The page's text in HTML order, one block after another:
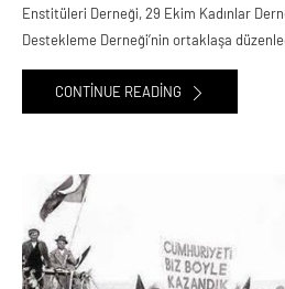
Enstitüleri Derneği, 29 Ekim Kadınlar
Destekleme Derneği’nin ortaklaşa
CONTINUE READING